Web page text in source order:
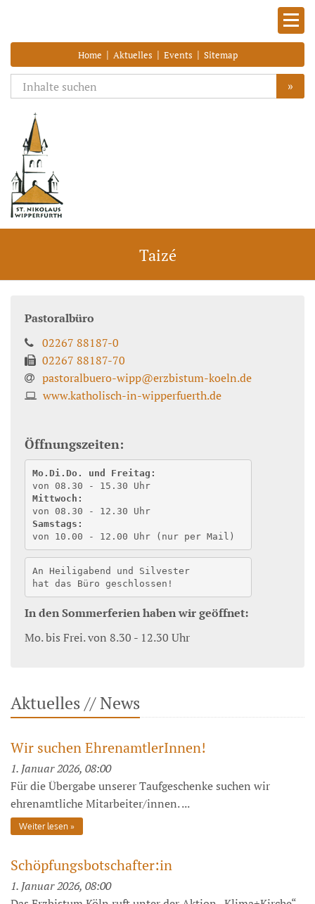
Home | Aktuelles | Events | Sitemap
»
Taizé
Pastoralbüro
02267 88187-0
02267 88187-70
pastoralbuero-wipp@erzbistum-koeln.de
www.katholisch-in-wipperfuerth.de
Öffnungszeiten:
Mo.Di.Do. und Freitag:
von 08.30 - 15.30 Uhr
Mittwoch:
von 08.30 - 12.30 Uhr
Samstags:
von 10.00 - 12.00 Uhr (nur per Mail)
An Heiligabend und Silvester
hat das Büro geschlossen!
In den Sommerferien haben wir geöffnet:
Mo. bis Frei. von 8.30 - 12.30 Uhr
Aktuelles // News
Wir suchen EhrenamtlerInnen!
1. Januar 2026, 08:00
Für die Übergabe unserer Taufgeschenke suchen wir
ehrenamtliche Mitarbeiter/innen. ...
Weiter lesen
Schöpfungsbotschafter:in
1. Januar 2026, 08:00